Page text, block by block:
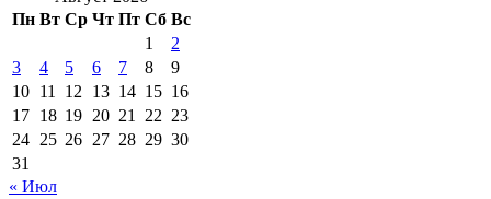
Пн Вт Ср Чт Пт Сб Вс
1
2
3
4 5 6 7 8
9
10 11 12 13 14 15 16
17 18 19 20 21 22 23
24 25 26 27 28 29 30
31
« Июл